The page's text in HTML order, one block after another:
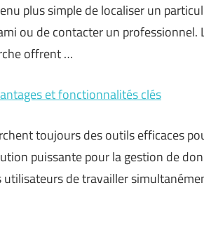
plus simple de localiser un
ou de contacter un professionnel.
offrent …
et fonctionnalités clés
toujours des outils efficaces
puissante pour la gestion de
utilisateurs de travailler